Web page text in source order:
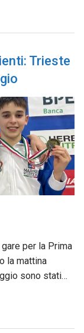
Trieste
per la Prima
la mattina
sono stati…